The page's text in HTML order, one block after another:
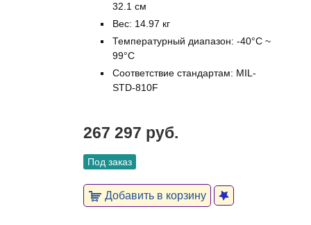
32.1 см
Вес: 14.97 кг
Температурный диапазон: -40°C ~
99°C
Соответствие стандартам: MIL-
STD-810F
267 297 руб.
Под заказ
Добавить в корзину